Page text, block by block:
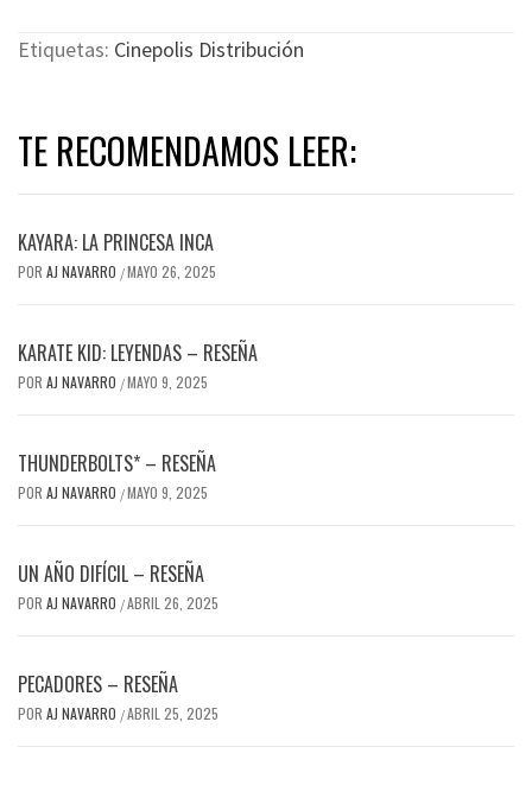
Etiquetas: Cinepolis Distribución
TE RECOMENDAMOS LEER:
KAYARA: LA PRINCESA INCA
POR AJ NAVARRO /MAYO 26, 2025
KARATE KID: LEYENDAS – RESEÑA
POR AJ NAVARRO /MAYO 9, 2025
THUNDERBOLTS* – RESEÑA
POR AJ NAVARRO /MAYO 9, 2025
UN AÑO DIFÍCIL – RESEÑA
POR AJ NAVARRO /ABRIL 26, 2025
PECADORES – RESEÑA
POR AJ NAVARRO /ABRIL 25, 2025